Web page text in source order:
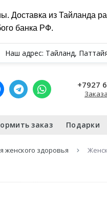
Доставка из Тайланда
банка РФ.
Наш адрес: Тайланд,
+7927
заказ Подарки
женского здоровья